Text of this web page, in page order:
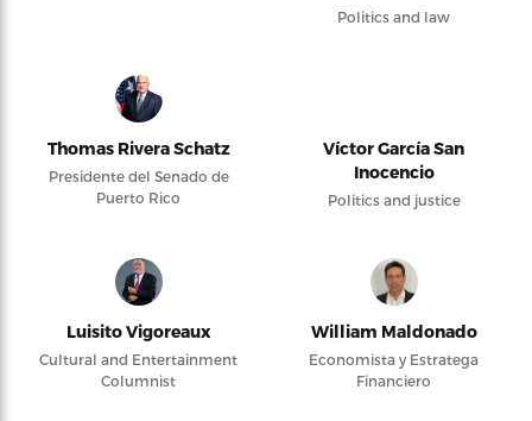
Politics and law
Thomas Rivera Schatz
Presidente del Senado de
Puerto Rico
Víctor García San
Inocencio
Politics and justice
Luisito Vigoreaux
Cultural and Entertainment
Columnist
William Maldonado
Economista y Estratega
Financiero